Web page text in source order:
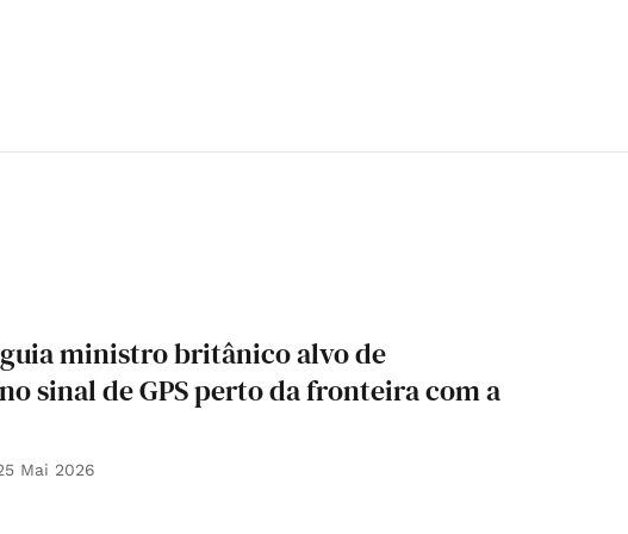
ministro britânico alvo de
sinal de GPS perto da fronteira com a
Mai 2026